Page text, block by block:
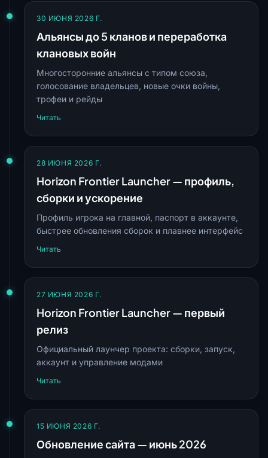
30 ИЮНЯ 2026 Г.
Альянсы до 5 кланов и переработка
клановых войн
Многосторонние альянсы с типом союза,
голосование владельцев, новые очки войны,
трофеи и рейды
Читать
28 ИЮНЯ 2026 Г.
Horizon Frontier Launcher — профиль,
сборки и ускорение
Профиль игрока на главной, паспорт в аккаунте,
быстрее обновления сборок и плавнее интерфейс
Читать
27 ИЮНЯ 2026 Г.
Horizon Frontier Launcher — первый
релиз
Официальный лаунчер проекта: сборки, запуск,
аккаунт и управление модами
Читать
15 ИЮНЯ 2026 Г.
Обновление сайта — июнь 2026